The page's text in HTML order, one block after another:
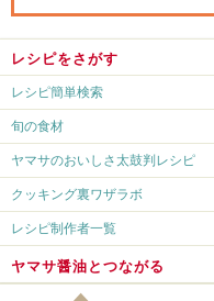
レシピをさがす
レシピ簡単検索
旬の食材
ヤマサのおいしさ太鼓判レシピ
クッキング裏ワザラボ
レシピ制作者一覧
ヤマサ醤油とつながる